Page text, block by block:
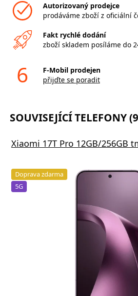
Autorizovaný prodejce
prodáváme zboží z oficiální
Fakt rychlé dodání
zboží skladem posíláme do
6
F-Mobil prodejen
přijďte se poradit
SOUVISEJÍCÍ TELEFONY
Xiaomi 17T Pro 12GB/256GB
Doprava zdarma
5G